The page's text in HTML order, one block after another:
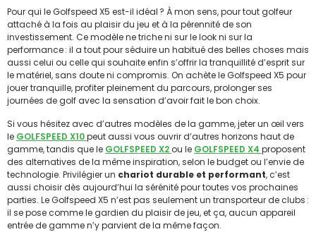
Pour qui le Golfspeed X5 est-il idéal ? À mon sens, pour tout golfeur
attaché à la fois au plaisir du jeu et à la pérennité de son
investissement. Ce modèle ne triche ni sur le look ni sur la
performance : il a tout pour séduire un habitué des belles choses mais
aussi celui ou celle qui souhaite enfin s’offrir la tranquillité d’esprit sur
le matériel, sans doute ni compromis. On achète le Golfspeed X5 pour
jouer tranquille, profiter pleinement du parcours, prolonger ses
journées de golf avec la sensation d’avoir fait le bon choix.
Si vous hésitez avec d’autres modèles de la gamme, jeter un œil vers
le GOLFSPEED X10peut aussi vous ouvrir d’autres horizons haut de
gamme, tandis que le GOLFSPEED X2 ou le GOLFSPEED X4 proposent
des alternatives de la même inspiration, selon le budget ou l’envie de
technologie. Privilégier un chariot durable et performant, c’est
aussi choisir dès aujourd’hui la sérénité pour toutes vos prochaines
parties. Le Golfspeed X5 n’est pas seulement un transporteur de clubs :
il se pose comme le gardien du plaisir de jeu, et ça, aucun appareil
entrée de gamme n’y parvient de la même façon.